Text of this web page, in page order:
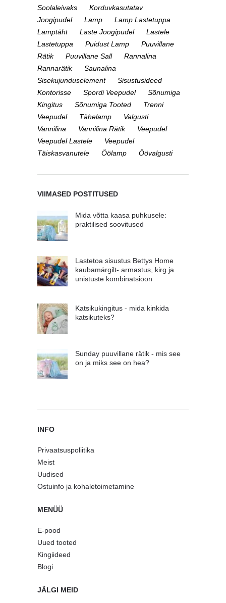
Soolaleivaks
Korduvkasutatav
Joogipudel
Lamp
Lamp Lastetuppa
Lamptäht
Laste Joogipudel
Lastele
Lastetuppa
Puidust Lamp
Puuvillane
Rätik
Puuvillane Sall
Rannalina
Rannarätik
Saunalina
Sisekujunduselement
Sisustusideed
Kontorisse
Spordi Veepudel
Sõnumiga
Kingitus
Sõnumiga Tooted
Trenni
Veepudel
Tähelamp
Valgusti
Vannilina
Vannilina Rätik
Veepudel
Veepudel Lastele
Veepudel
Täiskasvanutele
Öölamp Öövalgusti
VIIMASED POSTITUSED
Mida võtta kaasa puhkusele:
praktilised soovitused
Lastetoa sisustus Bettys Home
kaubamärgilt- armastus, kirg ja
unistuste kombinatsioon
Katsikukingitus - mida kinkida
katsikuteks?
Sunday puuvillane rätik - mis see
on ja miks see on hea?
INFO
Privaatsuspoliitika
Meist
Uudised
Ostuinfo ja kohaletoimetamine
MENÜÜ
E-pood
Uued tooted
Kingiideed
Blogi
JÄLGI MEID